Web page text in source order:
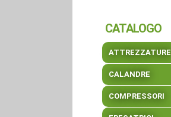
CATALOGO
ATTREZZATURE
CALANDRE
COMPRESSORI